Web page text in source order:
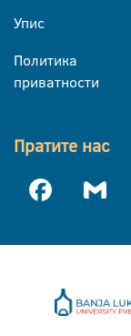
Упис
Политика
приватности
Пратите нас